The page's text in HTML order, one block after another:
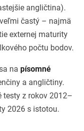
angličtina).
častý – najmä
externej maturity
počtu bodov.
na písomné
a angličtiny.
testy z rokov 2012–
2026 s istotou.